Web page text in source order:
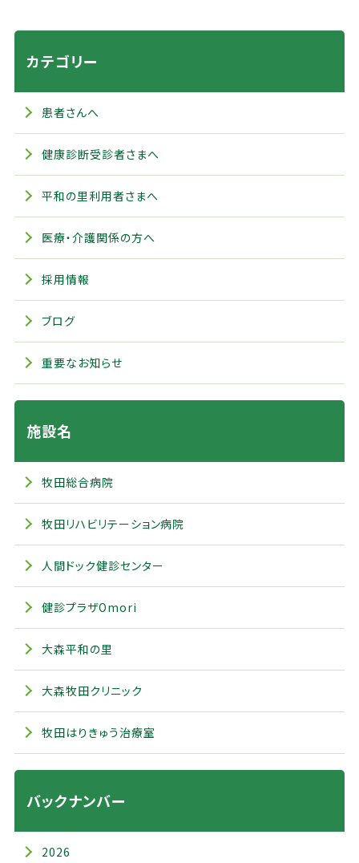
カテゴリー
患者さんへ
健康診断受診者さまへ
平和の里利用者さまへ
医療・介護関係の方へ
採用情報
ブログ
重要なお知らせ
施設名
牧田総合病院
牧田リハビリテーション病院
人間ドック健診センター
健診プラザOmori
大森平和の里
大森牧田クリニック
牧田はりきゅう治療室
バックナンバー
2026